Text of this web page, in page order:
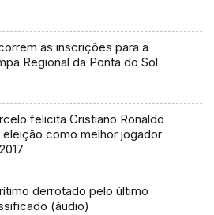
as inscrições para a
Regional da Ponta do Sol
felicita Cristiano Ronaldo
eleição como melhor jogador
derrotado pelo último
(áudio)